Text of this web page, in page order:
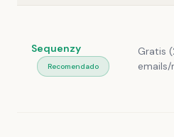
Sequenzy
Recomendado
Gratis
emails/